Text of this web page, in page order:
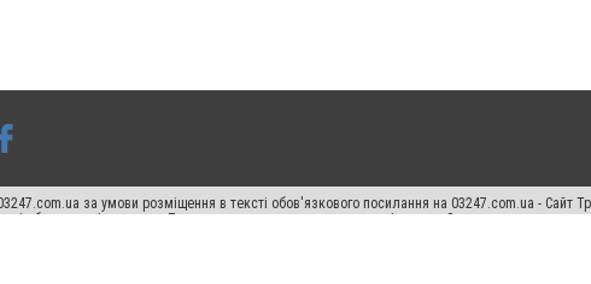
за умови розміщення в тексті обов'язкового посилання на 03247.com.ua -
або в якості джерела. Порушення виняткових прав переслідується Законом.